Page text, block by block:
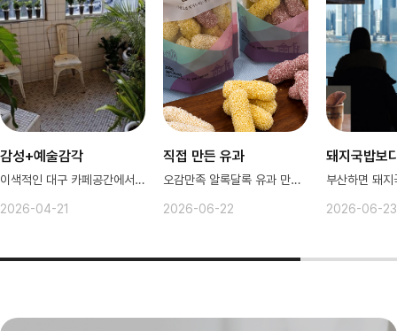
감성+예술감각
이색적인 대구 카페공간에서 영감받자
2026-04-21
직접 만든 유과
오감만족 알록달록 유과 만들기 체험!
2026-06-22
돼지국밥보
2026-06-23